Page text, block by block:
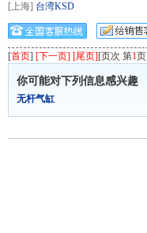
[上海] 台湾KSD
[首页] [下一页] [尾页][页次 第1
你可能对下列信息感兴趣
无杆气缸